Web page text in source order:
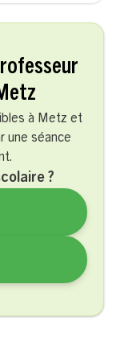
à Metz et
une séance
?